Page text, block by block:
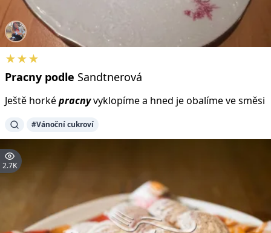
★★★
Pracny podle Sandtnerová
Ještě horképracnyvyklopíme a hned je obalíme ve směsi
#Vánoční cukroví
2.7K